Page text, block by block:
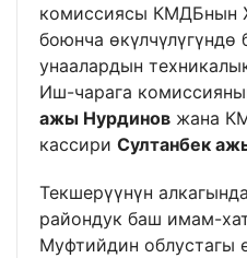
комиссиясы КМДБнын
боюнча өкүлчүлүгүндө
унаалардын
Иш-чарага
ажы Нурдинов жана
кассири Султанбек
Текшерүүнүн
райондук баш имам-
Муфтийдин облустагы